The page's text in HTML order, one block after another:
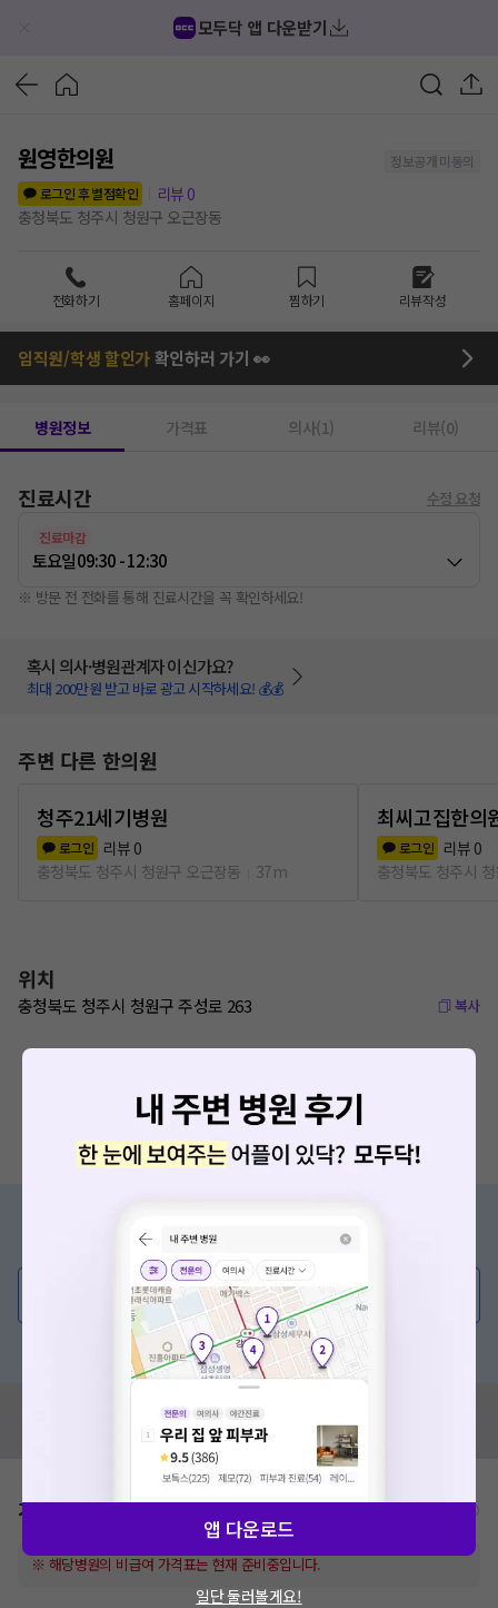
모두닥 앱 다운받기
원영한의원
정보공개 미동의
로그인 후 별점확인
리뷰 0
충청북도 청주시 청원구 오근장동
전화하기 홈페이지 찜하기 리뷰작성
임직원/학생 할인가확인하러 가기 👀
병원정보 가격표 의사(1) 리뷰(0)
진료시간 수정 요청
진료마감
토요일09:30 - 12:30
※ 방문 전 전화를 통해 진료시간을 꼭 확인하세요!
혹시 의사·병원관계자 이신가요?
최대 200만원 받고 바로 광고 시작하세요! 💰💰
주변 다른 한의원
청주21세기병원
로그인 리뷰 0
충청북도 청주시 청원구 오근장동
37m
최씨고집한의
로그인 리뷰 0
충청북도 청주시
위치
충청북도 청주시 청원구 주성로 263 복사
증상/치료, 궁금한 점이 있나요?
💬 무엇이든 물어보세요
혹은, 의료상담 서비스에 다양한 게시글 보러가기
혹시 잘못된 병원정보가 있나요?
모두닥 팀에 알려주세요!
가격표 비급여/급여 진료란?
※ 해당병원의 비급여 가격표는 현재 준비중입니다.
앱 다운로드
일단 둘러볼게요!